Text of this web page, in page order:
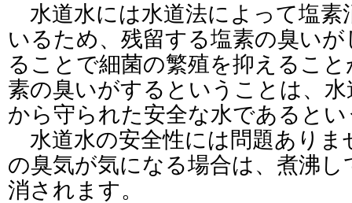
水道水には水道法によって塩素
いるため、残留する塩素の臭い
ることで細菌の繁殖を抑えるこ
素の臭いがするということは、
から守られた安全な水であると
水道水の安全性には問題ありま
の臭気が気になる場合は、煮沸
消されます。